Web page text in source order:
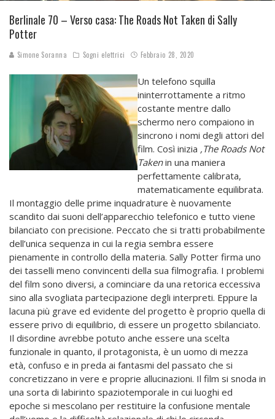
Berlinale 70 – Verso casa: The Roads Not Taken di Sally
Potter
Simone Soranna Sogni elettrici Febbraio 28, 2020
Un telefono squilla
ininterrottamente a ritmo
costante mentre dallo
schermo nero compaiono in
sincrono i nomi degli attori del
film. Così inizia ,The Roads Not
Takenin una maniera
perfettamente calibrata,
matematicamente equilibrata.
Il montaggio delle prime inquadrature è nuovamente
scandito dai suoni dell’apparecchio telefonico e tutto viene
bilanciato con precisione. Peccato che si tratti probabilmente
dell’unica sequenza in cui la regia sembra essere
pienamente in controllo della materia. Sally Potter firma uno
dei tasselli meno convincenti della sua filmografia. I problemi
del film sono diversi, a cominciare da una retorica eccessiva
sino alla svogliata partecipazione degli interpreti. Eppure la
lacuna più grave ed evidente del progetto è proprio quella di
essere privo di equilibrio, di essere un progetto sbilanciato.
Il disordine avrebbe potuto anche essere una scelta
funzionale in quanto, il protagonista, è un uomo di mezza
età, confuso e in preda ai fantasmi del passato che si
concretizzano in vere e proprie allucinazioni. Il film si snoda in
una sorta di labirinto spaziotemporale in cui luoghi ed
epoche si mescolano per restituire la confusione mentale